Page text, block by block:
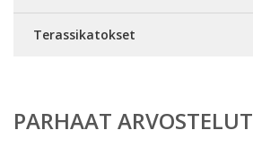
Terassikatokset
PARHAAT ARVOSTELUT